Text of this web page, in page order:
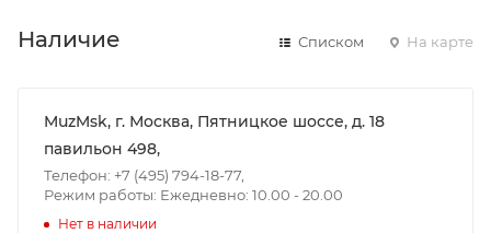
Наличие Списком На карте
MuzMsk, г. Москва, Пятницкое шоссе, д. 18
павильон 498,
Телефон: +7 (495) 794-18-77,
Режим работы: Ежедневно: 10.00 - 20.00
Нет в наличии